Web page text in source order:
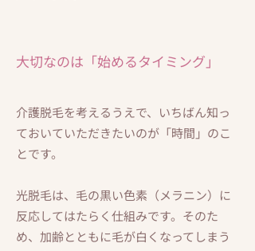
大切なのは「始めるタイミング」
介護脱毛を考えるうえで、いちばん知っ
ておいていただきたいのが「時間」のこ
とです。
光脱毛は、毛の黒い色素（メラニン）に
反応してはたらく仕組みです。そのた
め、加齢とともに毛が白くなってしまう